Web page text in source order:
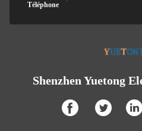
Téléphone
Shenzhen Yuetong